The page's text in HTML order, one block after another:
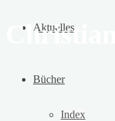
Aktuelles
Bücher
Index